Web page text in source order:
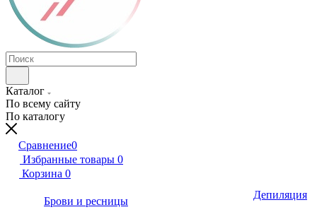
Каталог
По всему сайту
По каталогу
Сравнение0
Избранные товары 0
Корзина 0
Брови и ресницы
Депиляция